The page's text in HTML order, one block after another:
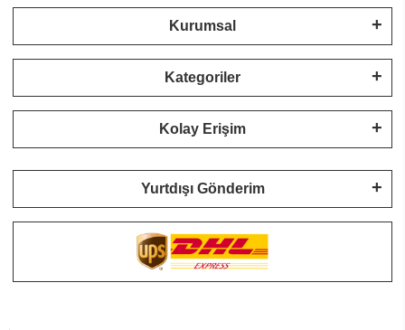
Kurumsal
Kategoriler
Kolay Erişim
Yurtdışı Gönderim